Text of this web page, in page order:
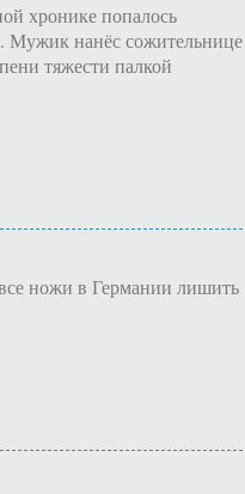
хронике попалось
Мужик нанёс сожительнице
тяжести палкой
ножи в Германии лишить